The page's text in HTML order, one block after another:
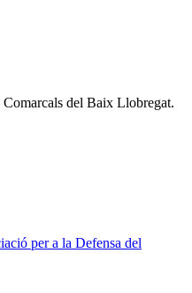
del Baix Llobregat.
per a la Defensa del